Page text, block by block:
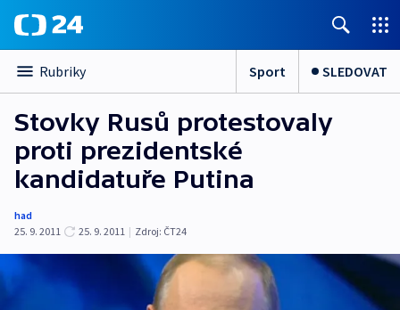
Rubriky Sport SLEDOVAT
Stovky Rusů protestovaly
proti prezidentské
kandidatuře Putina
had
25. 9. 2011
25. 9. 2011 | Zdroj: ČT24